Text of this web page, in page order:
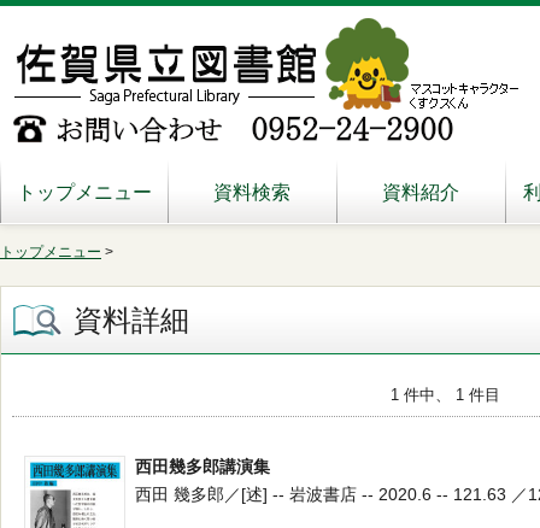
トップメニュー 資料検索 資料紹介
トップメニュー >
資料詳細
1 件中、 1 件目
西田幾多郎講演集
西田 幾多郎／[述] -- 岩波書店 -- 2020.6 -- 121.63 ／